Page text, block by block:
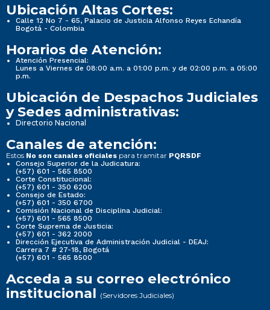
Ubicación Altas Cortes:
Calle 12 No 7 - 65, Palacio de Justicia Alfonso Reyes Echandía
Bogotá - Colombia
Horarios de Atención:
Atención Presencial:
Lunes a Viernes de 08:00 a.m. a 01:00 p.m. y de 02:00 p.m. a 05:00
p.m.
Ubicación de Despachos Judiciales
y Sedes administrativas:
Directorio Nacional
Canales de atención:
Estos No son canales oficiales para tramitar PQRSDF
Consejo Superior de la Judicatura:
(+57) 601 - 565 8500
Corte Constitucional:
(+57) 601 - 350 6200
Consejo de Estado:
(+57) 601 - 350 6700
Comisión Nacional de Disciplina Judicial:
(+57) 601 - 565 8500
Corte Suprema de Justicia:
(+57) 601 - 362 2000
Dirección Ejecutiva de Administración Judicial - DEAJ:
Carrera 7 # 27-18, Bogotá
(+57) 601 - 565 8500
Acceda a su correo electrónico
institucional (Servidores Judiciales)